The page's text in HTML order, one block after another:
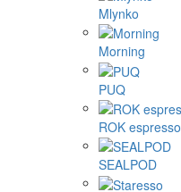
Mlynko
Morning
PUQ
ROK espresso
SEALPOD